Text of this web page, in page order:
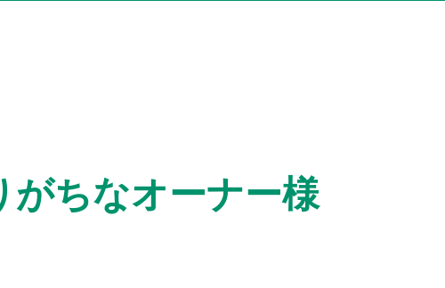
がちなオーナー様